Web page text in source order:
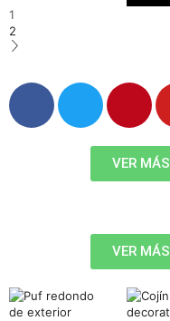
1
2
VER
VER